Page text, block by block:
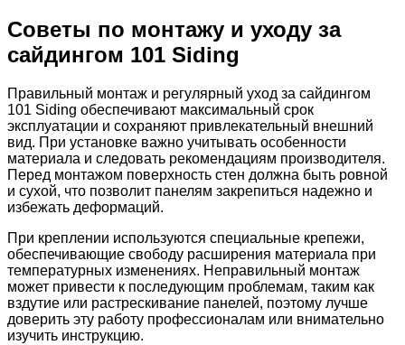
Советы по монтажу и уходу за
сайдингом 101 Siding
Правильный монтаж и регулярный уход за сайдингом
101 Siding обеспечивают максимальный срок
эксплуатации и сохраняют привлекательный внешний
вид. При установке важно учитывать особенности
материала и следовать рекомендациям производителя.
Перед монтажом поверхность стен должна быть ровной
и сухой, что позволит панелям закрепиться надежно и
избежать деформаций.
При креплении используются специальные крепежи,
обеспечивающие свободу расширения материала при
температурных изменениях. Неправильный монтаж
может привести к последующим проблемам, таким как
вздутие или растрескивание панелей, поэтому лучше
доверить эту работу профессионалам или внимательно
изучить инструкцию.